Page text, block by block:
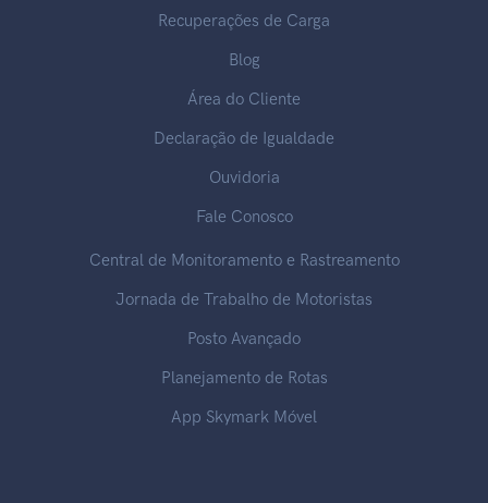
Recuperações de Carga
Blog
Área do Cliente
Declaração de Igualdade
Ouvidoria
Fale Conosco
Central de Monitoramento e Rastreamento
Jornada de Trabalho de Motoristas
Posto Avançado
Planejamento de Rotas
App Skymark Móvel